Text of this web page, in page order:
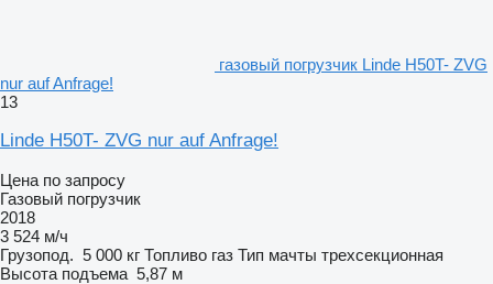
газовый погрузчик Linde H50T- ZVG
nur auf Anfrage!
13
Linde H50T- ZVG nur auf Anfrage!
Цена по запросу
Газовый погрузчик
2018
3 524 м/ч
Грузопод. 5 000 кг Топливо газ Тип мачты трехсекционная
Высота подъема 5,87 м